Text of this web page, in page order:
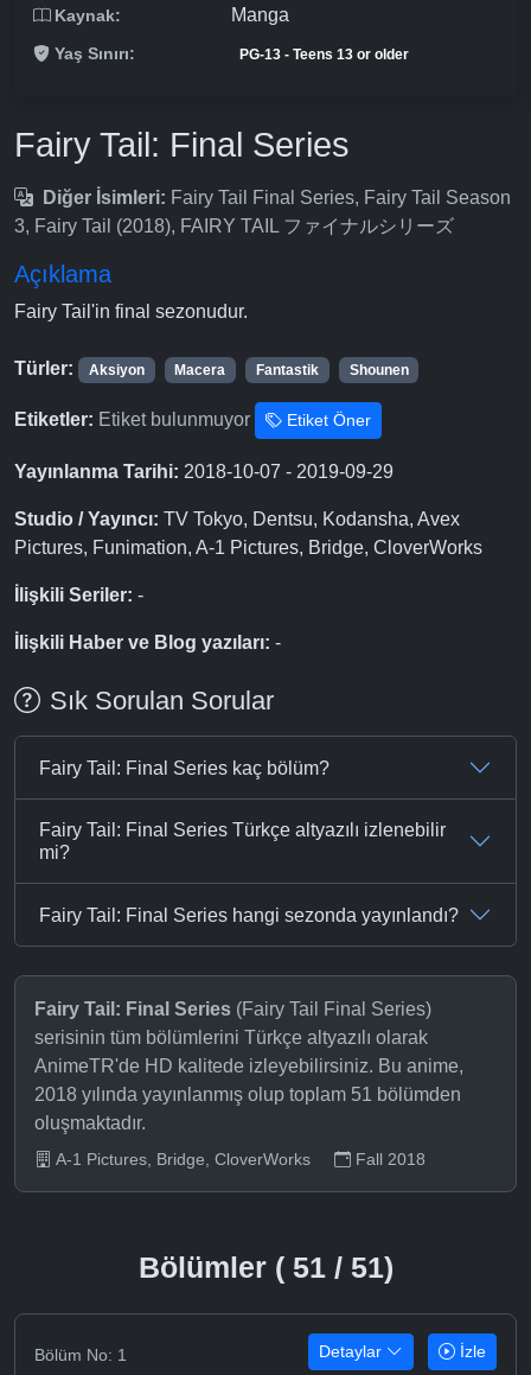
Kaynak: Manga
Yaş Sınırı: PG-13 - Teens 13 or older
Fairy Tail: Final Series
Diğer İsimleri: Fairy Tail Final Series, Fairy Tail Season
3, Fairy Tail (2018), FAIRY TAIL ファイナルシリーズ
Açıklama
Fairy Tail'in final sezonudur.
Türler: Aksiyon Macera Fantastik Shounen
Etiketler: Etiket bulunmuyor Etiket Öner
Yayınlanma Tarihi: 2018-10-07 - 2019-09-29
Studio / Yayıncı: TV Tokyo, Dentsu, Kodansha, Avex
Pictures, Funimation, A-1 Pictures, Bridge, CloverWorks
İlişkili Seriler: -
İlişkili Haber ve Blog yazıları: -
Sık Sorulan Sorular
Fairy Tail: Final Series kaç bölüm?
Fairy Tail: Final Series Türkçe altyazılı izlenebilir
mi?
Fairy Tail: Final Series hangi sezonda yayınlandı?
Fairy Tail: Final Series (Fairy Tail Final Series)
serisinin tüm bölümlerini Türkçe altyazılı olarak
AnimeTR'de HD kalitede izleyebilirsiniz. Bu anime,
2018 yılında yayınlanmış olup toplam 51 bölümden
oluşmaktadır.
A-1 Pictures, Bridge, CloverWorks Fall 2018
Bölümler ( 51 / 51)
Bölüm No: 1 Detaylar İzle